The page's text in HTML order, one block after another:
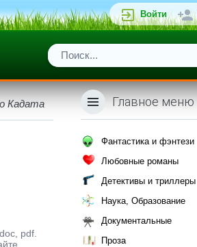
Войти
Кадата
pdf.
Главное меню
Фантастика и фэнтези
Любовные романы
Детективы и триллеры
Наука, Образование
Документальные
Проза